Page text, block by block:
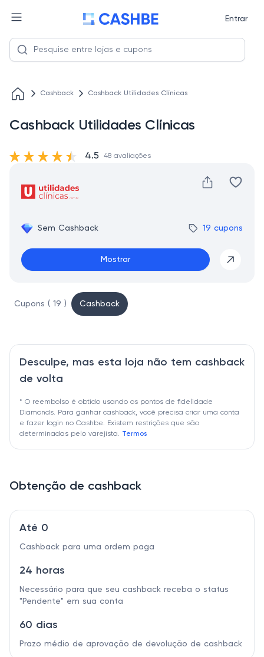
Entrar
Cashback Cashback Utilidades Clínicas
Cashback Utilidades Clínicas
Sem Cashback 19 cupons
Mostrar
4.5 48 avaliações
Cupons ( 19 ) Cashback
Desculpe, mas esta loja não tem cashback
de volta
* O reembolso é obtido usando os pontos de fidelidade
Diamonds. Para ganhar cashback, você precisa criar uma conta
e fazer login no Cashbe. Existem restrições que são
determinadas pelo varejista. Termos
Obtenção de cashback
Até 0
Cashback para uma ordem paga
24 horas
Necessário para que seu cashback receba o status
"Pendente" em sua conta
60 dias
Prazo médio de aprovação de devolução de cashback